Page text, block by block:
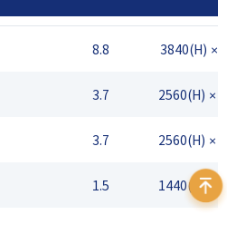
8.8 3840(H)
3.7 2560(H) ×
3.7 2560(H) ×
1.5 1440(H) ×